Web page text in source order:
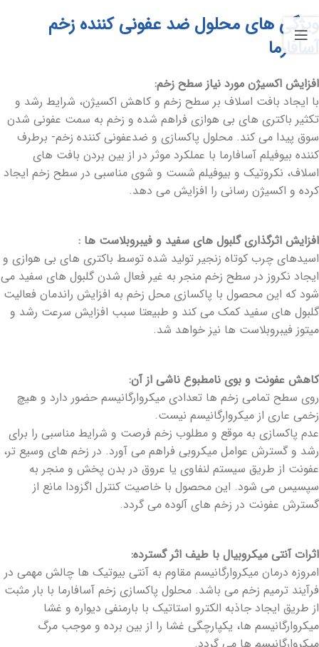
ویژگی های محلول ضد عفونی کننده زخم
آسافارما
افزایش اکسیژن مورد نیاز سطح زخم:
با ایجاد بافت اسلاف بر سطح زخم و کاهش اکسیژن، شرایط رشد و
تکثیر باکتری های بی هوازی فراهم شده و زخم به سمت عفونی شدن
سوق پیدا می کند. محلول پاکسازی و ضدعفونی کننده زخم- برطرف
کننده بیوفیلم آسافارما با عملکرد موثر در از بین بردن بافت های
اسلاف، نکروتیک و بیوفیلم شست و شوی مناسبی در سطح زخم ایجاد
کرده و اکسیژن رسانی را افزایش می دهد.
افزایش اثرگذاری گلبول های سفید و فیبروبلاست ها :
اسیدهای چرب کوتاه زنجیر تولید شده توسط باکتری های بی هوازی و
ایجاد نکروز در سطح زخم منجر به غیر فعال شدن گلبول های سفید می
شود که این محصول با پاکسازی محل زخم به افزایش راندمان فعالیت
گلبول های سفید کمک می کند و طبیعتا سبب افزایش سرعت رشد و
میتوز فیبروبلاست ها نیز خواهد شد.
کاهش عفونت و بوی نامطبوع ناشی از آن:
روی سطح تمامی زخم ها تعدادی میکروارگانیسم حضور دارد و هیچ
زخمی عاری از میکروارگانیسم نیست.
عدم پاکسازی به موقع و مطلوب زخم فرصت و شرایط مناسبی را برای
رشد و گسترش عوامل میکروبی فراهم می آورد. در زخم های وسیع تر،
عفونت از طریق سیستم لنفاوی یا عروق در بدن پخش و منجر به
سپسیس می شود. این محصول با خاصیت کنترل اگزودا مانع از
گسترش عفونت در زخم های آلوده می گردد.
اثرات آنتی میکروبیال با طیف اثر گسترده:
امروزه درمان میکروارگانیسم مقاوم به آنتی بیوتیک ها چالش مهمی در
فرآیند ترمیم زخم می باشد. محلول پاکسازی زخم آسافارما با بار مثبت
از طریق ایجاد جاذبه الکترو استاتیک با بارمنفی دیواره و غشا
میکروارگانیسم ها، یکپارچگی غشا را از بین برده و موجب مرگ